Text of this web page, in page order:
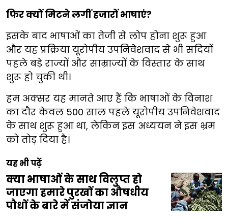
फिर क्यों मिटने लगीं हजारों भाषाएं?
इसके बाद भाषाओं का तेजी से लोप होना शुरू हुआ
और यह प्रक्रिया यूरोपीय उपनिवेशवाद से भी सदियों
पहले बड़े राज्यों और साम्राज्यों के विस्तार के साथ
शुरू हो चुकी थी।
हम अक्सर यह मानते आए हैं कि भाषाओं के विनाश
का दौर केवल 500 साल पहले यूरोपीय उपनिवेशवाद
के साथ शुरू हुआ था, लेकिन इस अध्ययन ने इस भ्रम
को तोड़ दिया है।
यह भी पढ़ें
क्या भाषाओं के साथ विलुप्त हो
जाएगा हमारे पुरखों का औषधीय
पौधों के बारे में संजोया ज्ञान